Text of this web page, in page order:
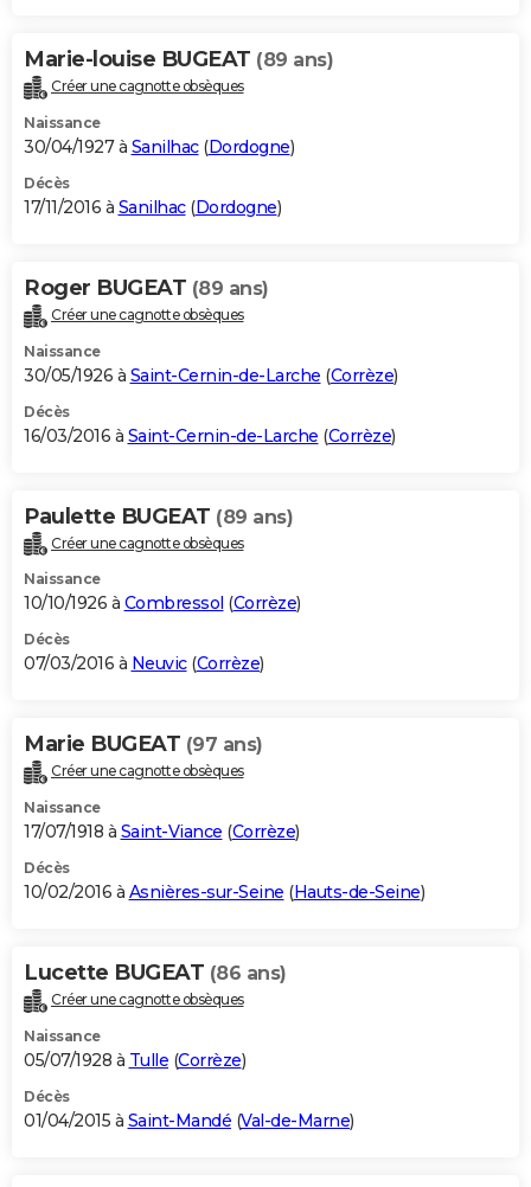
Marie-louise BUGEAT (89 ans)
Créer une cagnotte obsèques
Naissance
30/04/1927 à Sanilhac(Dordogne)
Décès
17/11/2016 à Sanilhac(Dordogne)
Roger BUGEAT (89 ans)
Créer une cagnotte obsèques
Naissance
30/05/1926 à Saint-Cernin-de-Larche (Corrèze)
Décès
16/03/2016 à Saint-Cernin-de-Larche (Corrèze)
Paulette BUGEAT (89 ans)
Créer une cagnotte obsèques
Naissance
10/10/1926 à Combressol (Corrèze)
Décès
07/03/2016 à Neuvic(Corrèze)
Marie BUGEAT (97 ans)
Créer une cagnotte obsèques
Naissance
17/07/1918 à Saint-Viance (Corrèze)
Décès
10/02/2016 à Asnières-sur-Seine (Hauts-de-Seine)
Lucette BUGEAT (86 ans)
Créer une cagnotte obsèques
Naissance
05/07/1928 à Tulle (Corrèze)
Décès
01/04/2015 à Saint-Mandé (Val-de-Marne)